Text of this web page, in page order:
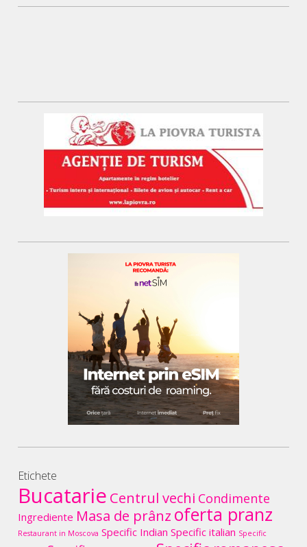
Etichete
Bucatarie Centrul vechi Condimente
Ingrediente Masa de prânz oferta pranz
Restaurant in Moscova Specific Indian Specific italian Specific